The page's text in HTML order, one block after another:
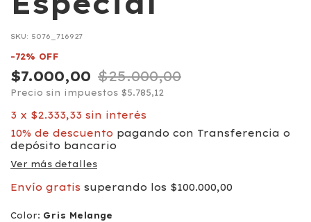
SKU: 5076_716927
-72% OFF
$7.000,00 $25.000,00
Precio sin impuestos $5.785,12
3 x $2.333,33 sin interés
10% de descuento pagando con Transferencia o
depósito bancario
Ver más detalles
Envío gratis superando los $100.000,00
Color: Gris Melange